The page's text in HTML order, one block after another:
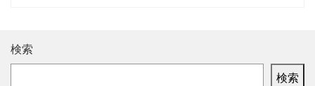
検索
検索